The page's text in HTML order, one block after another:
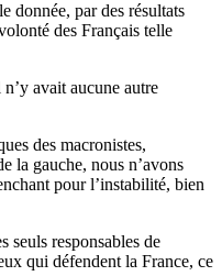
donnée, par des résultats
des Français telle
avait aucune autre
des macronistes,
la gauche, nous n’avons
pour l’instabilité, bien
seuls responsables de
qui défendent la France, ce